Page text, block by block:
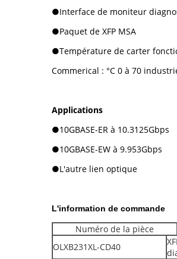
●Interface de moniteur
●Paquet de XFP MSA
●Température de carter
Commerical : °C 0 à 70
Applications
●10GBASE-ER à 10.3125Gbps
●10GBASE-EW à 9.953Gbps
●L'autre lien optique
L'information de commande
Numéro de la pièce
OLXB231XL-CD40